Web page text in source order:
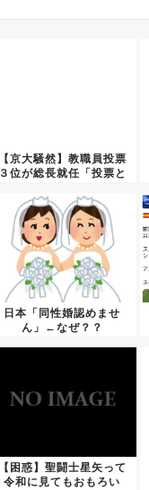
【京大騒然】教職員投票
３位が総長就任「投票と
日本「同性婚認めませ
ん」←なぜ？？
【困惑】聖闘士星矢って
令和に見てもおもろい